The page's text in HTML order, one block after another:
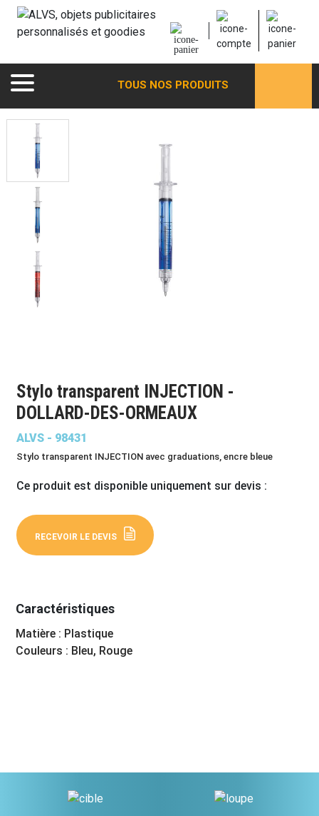
TOUS NOS PRODUITS
Stylo transparent INJECTION -
DOLLARD-DES-ORMEAUX
ALVS - 98431
Stylo transparent INJECTION avec graduations, encre bleue
Ce produit est disponible uniquement sur devis :
RECEVOIR LE DEVIS
Caractéristiques
Matière : Plastique
Couleurs : Bleu, Rouge